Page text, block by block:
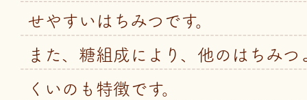
せやすいはちみつです。
また、糖組成により、他のはちみつ
くいのも特徴です。